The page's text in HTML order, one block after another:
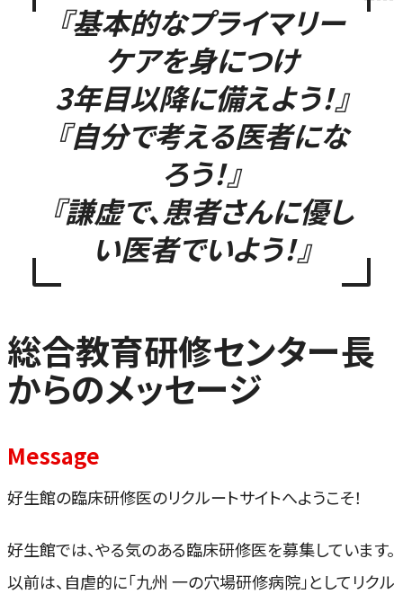
『基本的なプライマリー
ケアを身につけ
3年目以降に備えよう！』
『自分で考える医者にな
ろう！』
『謙虚で、患者さんに優し
い医者でいよう！』
総合教育研修センター長
からのメッセージ
Message
好生館の臨床研修医のリクルートサイトへようこそ！
好生館では、やる気のある臨床研修医を募集しています。
以前は、自虐的に「九州 一の穴場研修病院」としてリクル